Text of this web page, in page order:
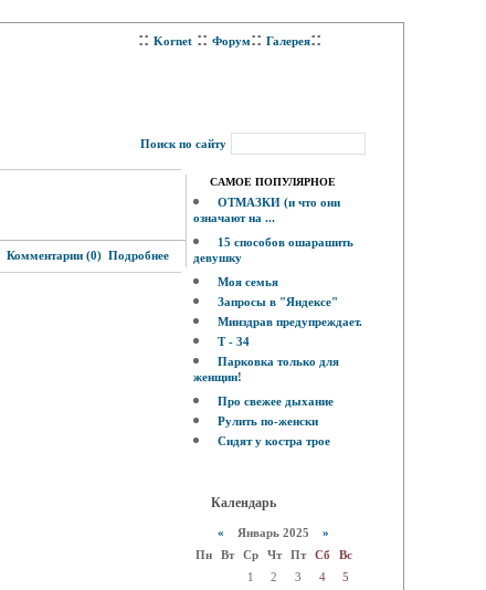
:: Kornet :: Форум:: Галерея::
Поиск по сайту
Комментарии (0) Подробнее
САМОЕ ПОПУЛЯРНОЕ
ОТМАЗКИ (и что они
означают на ...
15 способов ошарашить
девушку
Моя семья
Запросы в "Яндексе"
Минздрав предупреждает.
Т - 34
Парковка только для
женщин!
Про свежее дыхание
Рулить по-женски
Сидят у костра трое
Календарь
« Январь 2025 »
Пн
Вт Ср Чт Пт Сб
Вс
1
2 3 4
5